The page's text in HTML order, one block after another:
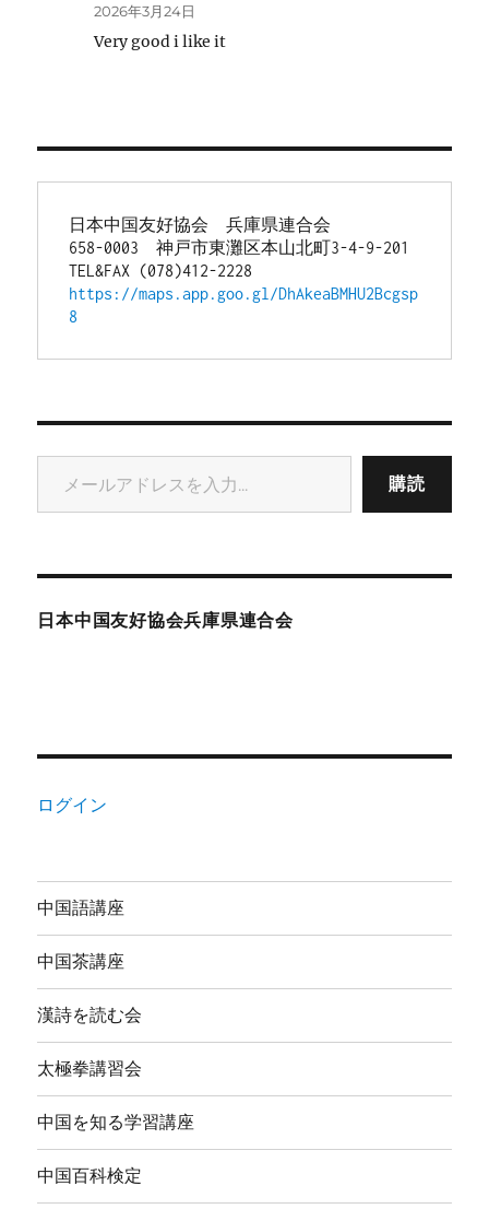
2026年3月24日
Very good i like it
日本中国友好協会　兵庫県連合会
658-0003　神戸市東灘区本山北町3-4-9-201
TEL&FAX (078)412-2228
https://maps.app.goo.gl/DhAkeaBMHU2Bcgsp
8
メールアドレスを入力...
購読
日本中国友好協会兵庫県連合会
ログイン
中国語講座
中国茶講座
漢詩を読む会
太極拳講習会
中国を知る学習講座
中国百科検定